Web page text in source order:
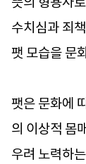
수치심과 죄
팻 모습을 문
팻은 문화에
의 이상적 몸
우려 노력하